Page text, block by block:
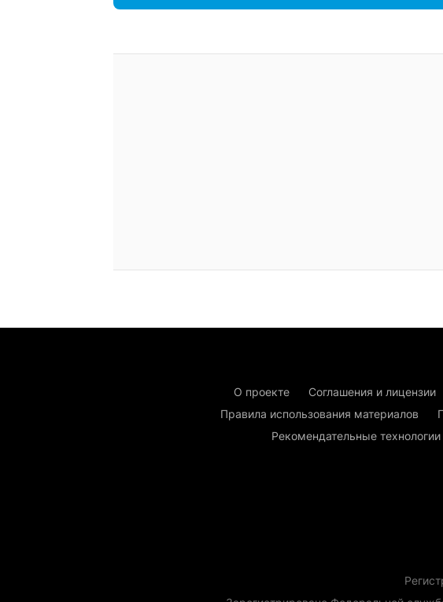
О проекте Соглашения и лицензии
Правила использования материалов
Рекомендательные технологии